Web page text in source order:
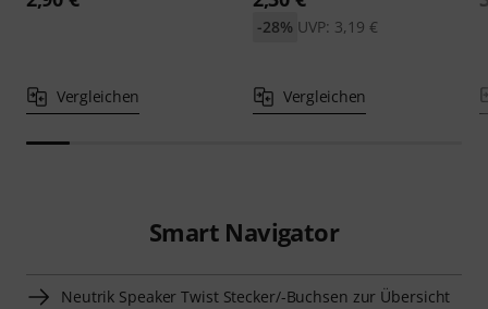
Vergleichen
UVP: 3,19 €
-28%
Vergleichen
Smart Navigator
Neutrik Speaker Twist Stecker/-Buchsen zur Übersicht